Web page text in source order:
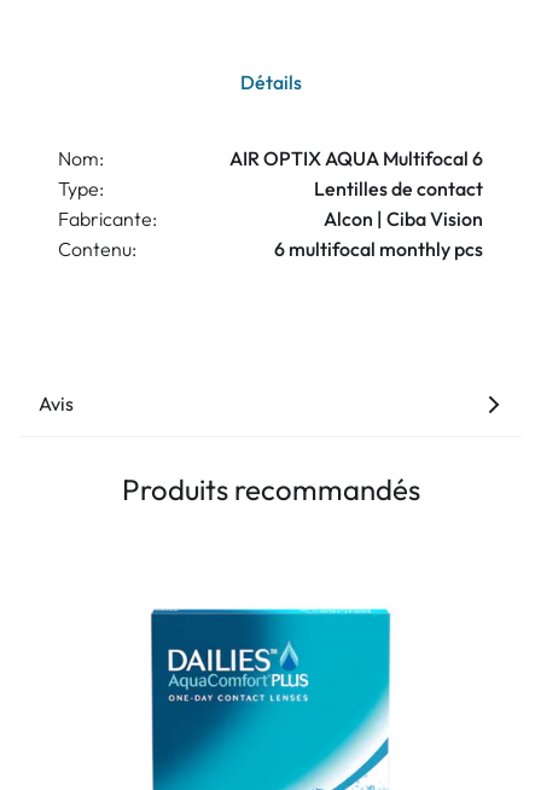
Détails
Nom:
AIR OPTIX AQUA Multifocal 6
Type:
Lentilles de contact
Fabricante:
Alcon | Ciba Vision
Contenu:
6 multifocal monthly pcs
Avis
Produits recommandés